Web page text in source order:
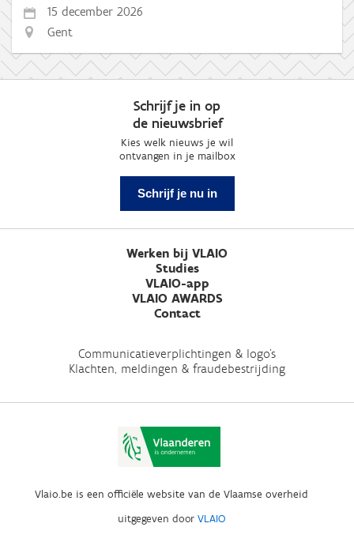
15 december 2026
Gent
Schrijf je in op
de nieuwsbrief
Kies welk nieuws je wil
ontvangen in je mailbox
Schrijf je nu in
Werken bij VLAIO
Studies
VLAIO-app
VLAIO AWARDS
Contact
Communicatieverplichtingen & logo's
Klachten, meldingen & fraudebestrijding
Vlaio.be is een officiële website van de Vlaamse overheid
uitgegeven door VLAIO